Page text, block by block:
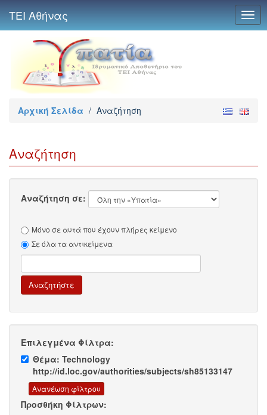
ΤΕΙ Αθήνας
Αρχική Σελίδα / Αναζήτηση
Αναζήτηση
Αναζήτηση σε:
Μόνο σε αυτά που έχουν πλήρες κείμενο
Σε όλα τα αντικείμενα
Επιλεγμένα Φίλτρα:
Θέμα: Technology
http://id.loc.gov/authorities/subjects/sh85133147
Προσθήκη Φίλτρων: